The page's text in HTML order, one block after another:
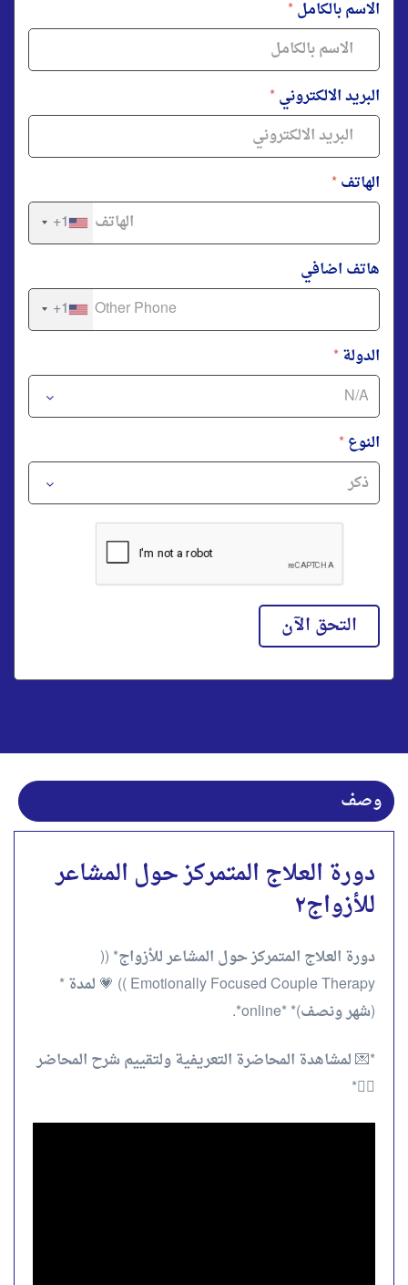
الاسم بالكامل*
البريد الالكتروني*
الهاتف*
+1
هاتف اضافي
+1
الدولة*
النوع*
التحق الآن
وصف
دورة العلاج المتمركز حول المشاعر
للأزواج٢
دورة العلاج المتمركز حول المشاعر للأزواج* ((
Emotionally Focused Couple Therapy )) 💗 لمدة *
(شهر ونصف)* *online*.
*💌 لمشاهدة المحاضرة التعريفية ولتقييم شرح المحاضر
👇🏻*